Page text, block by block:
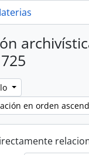
en orden